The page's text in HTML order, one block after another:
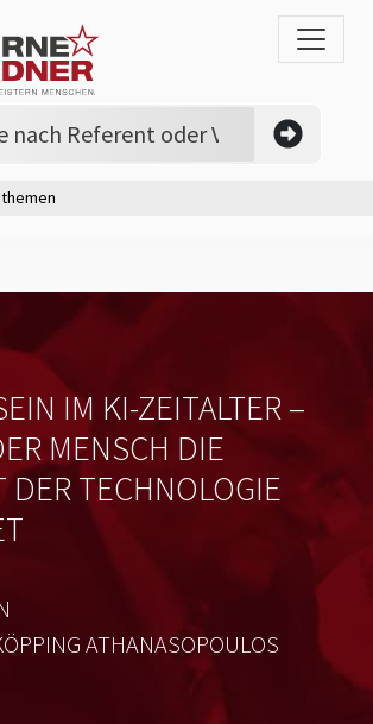
IM KI-ZEITALTER –
MENSCH DIE
TECHNOLOGIE
ATHANASOPOULOS